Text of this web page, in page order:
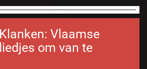
Vlaamse
om van te